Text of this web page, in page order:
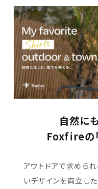
自然に
Foxfireの
アウトドアで求めら
いデザインを両立し